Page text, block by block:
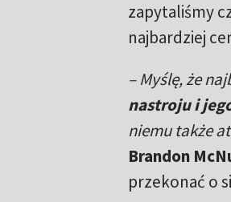
zapytaliśmy
najbardziej
– Myślę, że
nastroju i
niemu także
Brandon
przekonać o